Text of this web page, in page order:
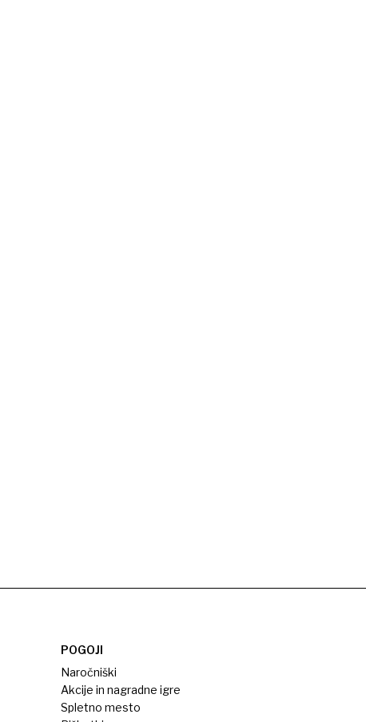
POGOJI
Naročniški
Akcije in nagradne igre
Spletno mesto